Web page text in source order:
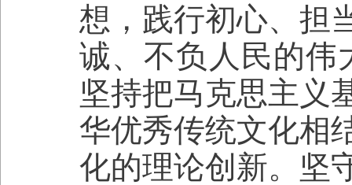
想，践行初心、担
诚、不负人民的伟
坚持把马克思主义
华优秀传统文化相
化的理论创新。坚